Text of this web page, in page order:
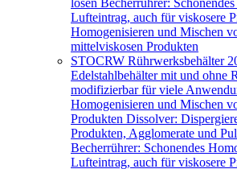
lösen Becherrührer:
Lufteintrag, auch für viskosere
Homogenisieren und Mischen
mittelviskosen Produkten
STOCRW Rührwerksbehälter
Edelstahlbehälter mit und ohne
modifizierbar für viele
Homogenisieren und Mischen
Produkten Dissolver:
Produkten, Agglomerate und
Becherrührer: Schonendes
Lufteintrag, auch für viskosere